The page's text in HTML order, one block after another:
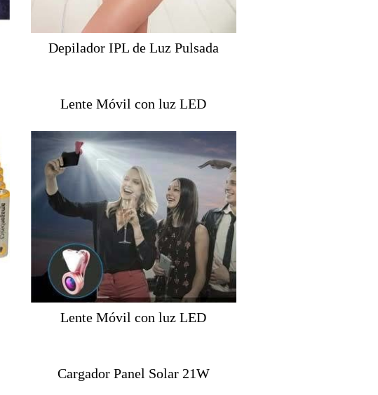
Depilador IPL de Luz Pulsada
Lente Móvil con luz LED
Lente Móvil con luz LED
Cargador Panel Solar 21W